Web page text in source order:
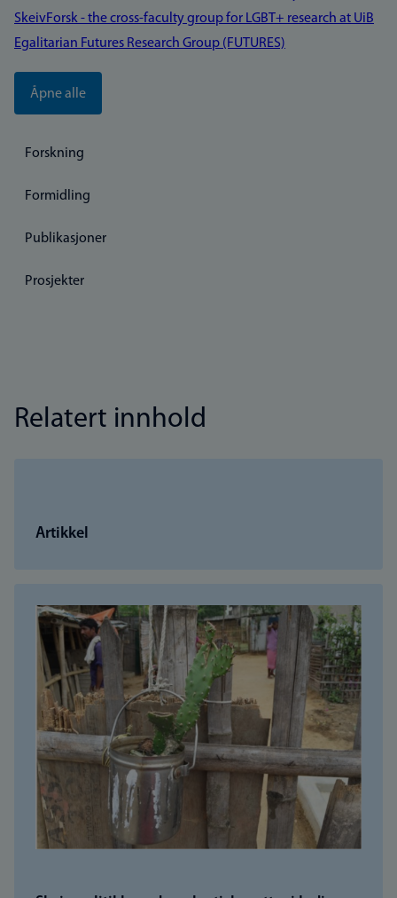
SkeivForsk - the cross-faculty group for LGBT+ research at UiB
Egalitarian Futures Research Group (FUTURES)
Åpne alle
Forskning
Formidling
Publikasjoner
Prosjekter
Relatert innhold
Artikkel